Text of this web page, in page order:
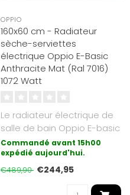
OPPIO
160x60 cm - Radiateur
sèche-serviettes
électrique Oppio E-Basic
Anthracite Mat (Ral 7016)
1072 Watt
Le radiateur électrique de
salle de bain Oppio E-basic
est la forme de chauffag..
Commandé avant 15h00
expédié aujourd'hui.
€489,90 €244,95